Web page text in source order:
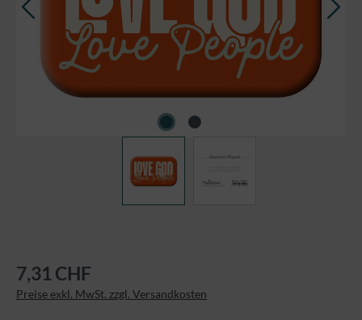
7,31 CHF
Preise exkl. MwSt. zzgl. Versandkosten